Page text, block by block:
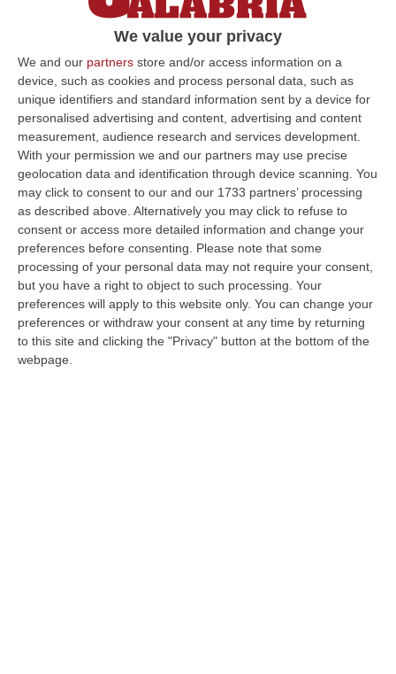
We value your privacy
We and our partners store and/or access information on a
device, such as cookies and process personal data, such as
unique identifiers and standard information sent by a device for
personalised advertising and content, advertising and content
measurement, audience research and services development.
With your permission we and our partners may use precise
geolocation data and identification through device scanning. You
may click to consent to our and our 1733 partners’ processing
as described above. Alternatively you may click to refuse to
consent or access more detailed information and change your
preferences before consenting.
Please note that some
processing of your personal data may not require your consent,
but you have a right to object to such processing. Your
preferences will apply to this website only. You can change your
preferences or withdraw your consent at any time by returning
to this site and clicking the "Privacy" button at the bottom of the
webpage.
Clicca e segui “Corriere della Calabria” su Google News
ROMASi è tenuta questo pomeriggio, in
Questura, la consueta riunione di staff con
tutto il quadro dirigenziale per mettere a
punto i risultati conseguiti nell’ultimo mese e
pianificare la strategia che verrà messa in
campo per gli eventi in arrivo nel mese di
Aprile. Nell’occasione,il Questore di Roma ha
presentato il nuovo Capo della Squadra
Mobile capitolina, Primo Dirigente della